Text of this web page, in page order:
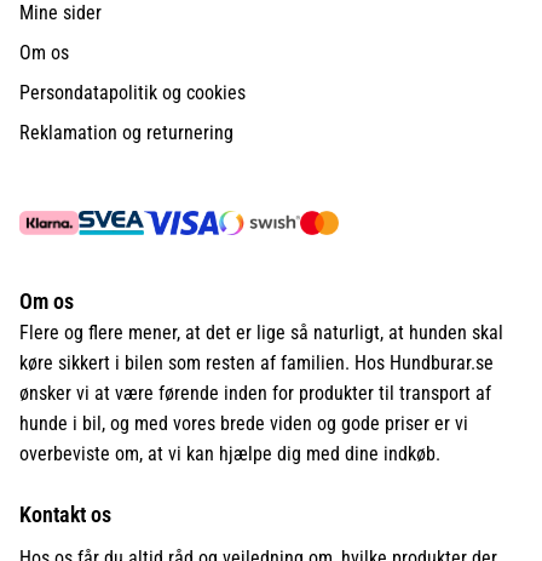
Mine sider
Om os
Persondatapolitik og cookies
Reklamation og returnering
Om os
Flere og flere mener, at det er lige så naturligt, at hunden skal
køre sikkert i bilen som resten af familien. Hos Hundburar.se
ønsker vi at være førende inden for produkter til transport af
hunde i bil, og med vores brede viden og gode priser er vi
overbeviste om, at vi kan hjælpe dig med dine indkøb.
Kontakt os